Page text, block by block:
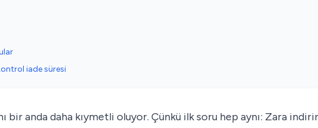
iade süresi
bir anda daha kıymetli oluyor. Çünkü ilk soru hep aynı: Zara